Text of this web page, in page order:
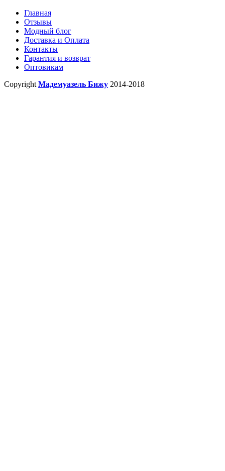
Главная
Отзывы
Модный блог
Доставка и Оплата
Контакты
Гарантия и возврат
Оптовикам
Copyright Мадемуазель Бижу 2014-2018